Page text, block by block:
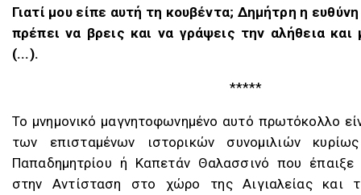
Γιατί μου είπε αυτή τη κουβέντα; Δημήτρη η
πρέπει να βρεις και να γράψεις την αλήθεια και
(...).
*****
Το μνημονικό μαγνητοφωνημένο αυτό πρωτόκολλο
των επισταμένων ιστορικών συνομιλιών
Παπαδημητρίου ή Καπετάν Θαλασσινό που
στην Αντίσταση στο χώρο της Αιγιαλείας και